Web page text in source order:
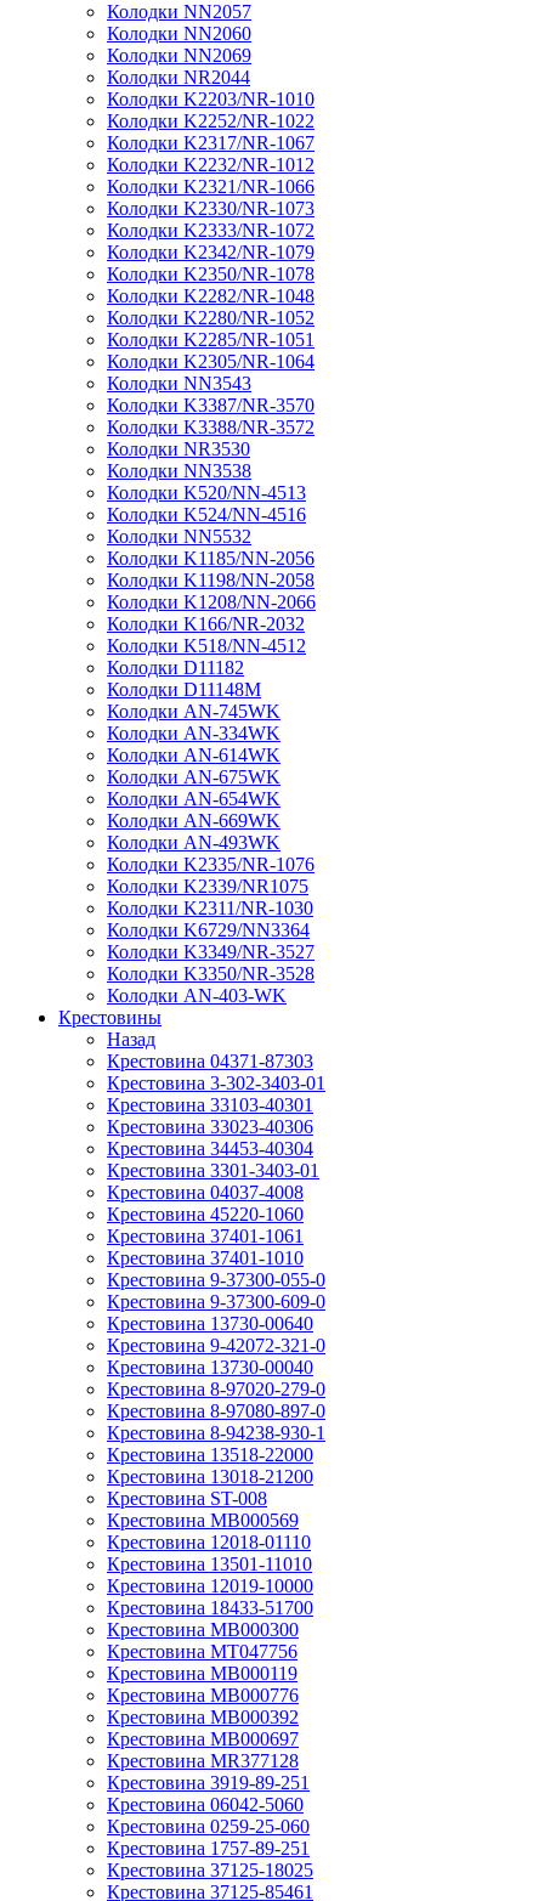
Колодки NN2057
Колодки NN2060
Колодки NN2069
Колодки NR2044
Колодки K2203/NR-1010
Колодки K2252/NR-1022
Колодки K2317/NR-1067
Колодки K2232/NR-1012
Колодки K2321/NR-1066
Колодки K2330/NR-1073
Колодки K2333/NR-1072
Колодки K2342/NR-1079
Колодки K2350/NR-1078
Колодки K2282/NR-1048
Колодки K2280/NR-1052
Колодки K2285/NR-1051
Колодки K2305/NR-1064
Колодки NN3543
Колодки K3387/NR-3570
Колодки K3388/NR-3572
Колодки NR3530
Колодки NN3538
Колодки K520/NN-4513
Колодки K524/NN-4516
Колодки NN5532
Колодки K1185/NN-2056
Колодки K1198/NN-2058
Колодки K1208/NN-2066
Колодки K166/NR-2032
Колодки K518/NN-4512
Колодки D11182
Колодки D11148M
Колодки AN-745WK
Колодки AN-334WK
Колодки AN-614WK
Колодки AN-675WK
Колодки AN-654WK
Колодки AN-669WK
Колодки AN-493WK
Колодки K2335/NR-1076
Колодки K2339/NR1075
Колодки K2311/NR-1030
Колодки K6729/NN3364
Колодки K3349/NR-3527
Колодки K3350/NR-3528
Колодки AN-403-WK
Крестовины
Назад
Крестовина 04371-87303
Крестовина 3-302-3403-01
Крестовина 33103-40301
Крестовина 33023-40306
Крестовина 34453-40304
Крестовина 3301-3403-01
Крестовина 04037-4008
Крестовина 45220-1060
Крестовина 37401-1061
Крестовина 37401-1010
Крестовина 9-37300-055-0
Крестовина 9-37300-609-0
Крестовина 13730-00640
Крестовина 9-42072-321-0
Крестовина 13730-00040
Крестовина 8-97020-279-0
Крестовина 8-97080-897-0
Крестовина 8-94238-930-1
Крестовина 13518-22000
Крестовина 13018-21200
Крестовина ST-008
Крестовина MB000569
Крестовина 12018-01110
Крестовина 13501-11010
Крестовина 12019-10000
Крестовина 18433-51700
Крестовина MB000300
Крестовина MT047756
Крестовина MB000119
Крестовина MB000776
Крестовина MB000392
Крестовина MB000697
Крестовина MR377128
Крестовина 3919-89-251
Крестовина 06042-5060
Крестовина 0259-25-060
Крестовина 1757-89-251
Крестовина 37125-18025
Крестовина 37125-85461